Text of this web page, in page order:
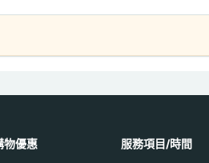
物優惠 服務項目/時間